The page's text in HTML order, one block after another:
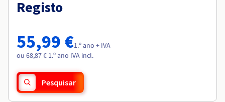
Preços
Roadmap & Changelog
Observabilidade
Roadmap & Changelog
Roadmap & Changelog
Roadmap & Changelog
Roadmap & Changelog
Registo
55,99 €1.º ano + IVA
ou 68,87 € 1.º ano IVA incl.
Pesquisar